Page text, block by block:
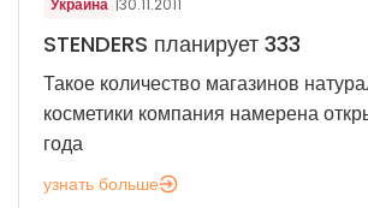
Украина |30.11.2011
STENDERS планирует 333
Такое количество магазинов
косметики компания намерена
года
узнать больше